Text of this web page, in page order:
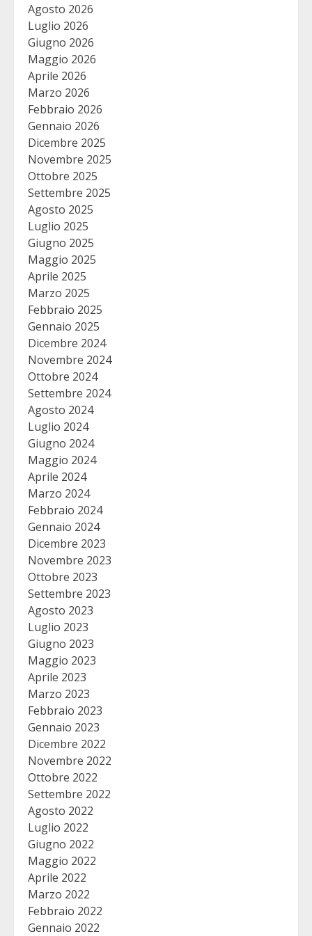
Agosto 2026
Luglio 2026
Giugno 2026
Maggio 2026
Aprile 2026
Marzo 2026
Febbraio 2026
Gennaio 2026
Dicembre 2025
Novembre 2025
Ottobre 2025
Settembre 2025
Agosto 2025
Luglio 2025
Giugno 2025
Maggio 2025
Aprile 2025
Marzo 2025
Febbraio 2025
Gennaio 2025
Dicembre 2024
Novembre 2024
Ottobre 2024
Settembre 2024
Agosto 2024
Luglio 2024
Giugno 2024
Maggio 2024
Aprile 2024
Marzo 2024
Febbraio 2024
Gennaio 2024
Dicembre 2023
Novembre 2023
Ottobre 2023
Settembre 2023
Agosto 2023
Luglio 2023
Giugno 2023
Maggio 2023
Aprile 2023
Marzo 2023
Febbraio 2023
Gennaio 2023
Dicembre 2022
Novembre 2022
Ottobre 2022
Settembre 2022
Agosto 2022
Luglio 2022
Giugno 2022
Maggio 2022
Aprile 2022
Marzo 2022
Febbraio 2022
Gennaio 2022